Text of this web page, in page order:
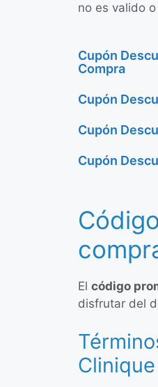
no es valido
Cupón
Compra
Cupón
Cupón
Cupón
El código
disfrutar del
Clinique